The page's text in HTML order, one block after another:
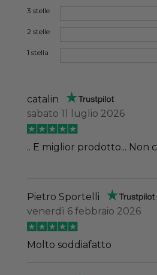
3 stelle
2 stelle
1 stella
catalin
sabato 11 luglio 2026
.. E miglior prodotto... Non
Pietro Sportelli
venerdì 6 febbraio 2026
Molto soddiafatto